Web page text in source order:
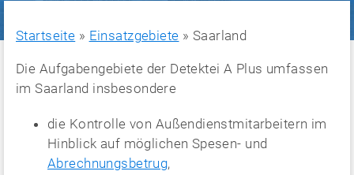
Startseite » Einsatzgebiete » Saarland
Die Aufgabengebiete der Detektei A Plus umfassen
im Saarland insbesondere
die Kontrolle von Außendienstmitarbeitern im
Hinblick auf möglichen Spesen- und
Abrechnungsbetrug,